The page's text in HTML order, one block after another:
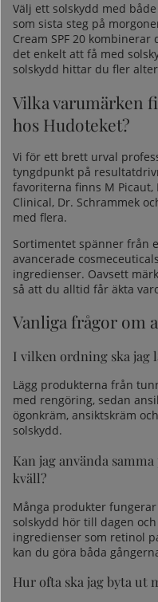
Välj ett solskydd med
som sista steg på
Cream SPF 20 kombinerar
det enkelt att få med
solskydd hittar du fler
Vilka varumärken
hos Hudoteket?
Vi för ett brett urval
tyngdpunkt på
favoriterna finns M Picaut,
Clinical, Dr. Schrammek
med flera.
Sortimentet spänner från
avancerade
ingredienser. Oavsett
så att du alltid får äkta
Vanliga frågor om
I vilken ordning ska jag
Lägg produkterna från
med rengöring, sedan
ögonkräm, ansiktskräm
solskydd.
Kan jag använda
kväll?
Många produkter
solskydd hör till dagen
ingredienser som retinol
kan du göra båda
Hur ofta ska jag byta ut